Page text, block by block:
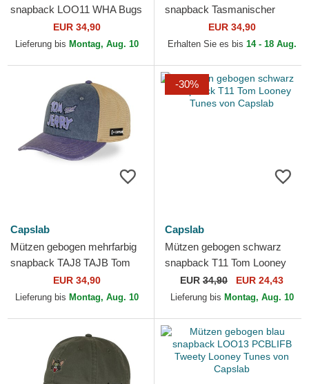
snapback LOO11 WHA Bugs
Bunny Looney Tunes von
Capslab
EUR 34,90
Lieferung bis Montag, Aug. 10
snapback Tasmanischer
Teufel Looney Tunes von
Capslab
EUR 34,90
Erhalten Sie es bis 14 - 18 Aug.
Capslab
Mützen gebogen mehrfarbig
snapback TAJ8 TAJB Tom
und Jerry Looney Tunes von
Capslab
EUR 34,90
Lieferung bis Montag, Aug. 10
-30%
Capslab
Mützen gebogen schwarz
snapback T11 Tom Looney
Tunes von Capslab
EUR 34,90 EUR 24,43
Lieferung bis Montag, Aug. 10